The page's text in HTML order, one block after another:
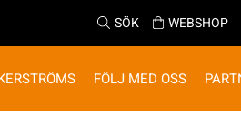
SÖK WEBSHOP
FÖLJ MED OSS